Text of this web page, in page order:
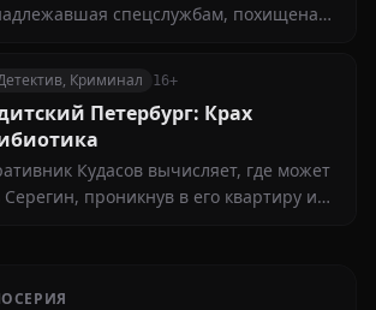
спецслужбам, похищена
журналиста
Криминал 16+
Петербург: Крах
Кудасов вычисляет, где может
проникнув в его квартиру и